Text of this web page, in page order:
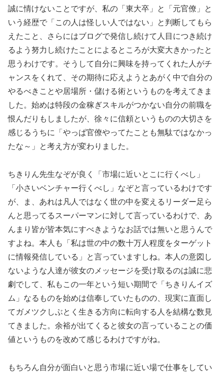
誠に情けないことですが、私の「東大卒」と「元官僚」と
いう経歴で「この人は怪しい人ではない」と判断してもら
えたこと、さらにはブログで発信し続けて人目につき続け
るよう努力し続けたことによるところが大変大きかったと
思うわけです。そうして自分に興味を持ってくれた人がチ
ャンスをくれて、その期待に応えようとあがく中で自分の
やるべきことや居場所・儲ける術というものを考えてきま
した。始めは特段の金稼ぎスキルがつかない自分の前職を
恨んだりもしましたが、徐々に信頼というものの大切さを
感じるうちに「やっぱ官僚やってたことも無駄ではなかっ
たな～」と考え方が変わりました。
ちきりん先生なぞが良く「市場に近いとこに行くべし」
「小さいベンチャー行くべし」なぞと言っているわけです
が、ま、あれは凡人ではなく世の中を変えるリーダー足ら
んと思ってるスーパーマンに対して言っているわけで、あ
んまり皆が皆本気にすべきようなお話では無いと思うんで
すよね。本人も「私は世の中の数十万人程度をターゲット
に情報発信している」と言っていますしね。本人の意図し
ないような人達が彼女のメッセージを受け取るのは誠に悲
劇でして、私もこの一年という短い期間で「ちきりんイズ
ム」なるものを始めは信奉していたものの、現実に直面し
てガメツクしぶとく生きる方向に転向する人を結構な数見
てきました。余裕が出てくると彼女の言っていることの価
値というものを改めて感じるわけですがね。
もちろん自分が面白いと思う市場に近い場で仕事をしてい